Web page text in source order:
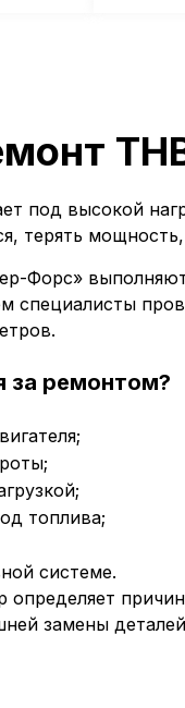
под высокой
терять
Форс»
специалисты
за ремонтом?
топлива;
определяет
замены
системе.